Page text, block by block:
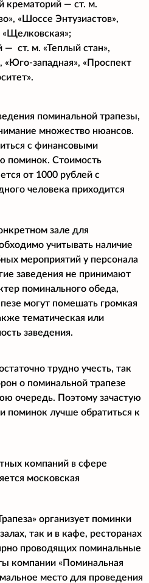
крематорий — ст. м.
«Шоссе Энтузиастов»,
«Щелковская»;
— ст. м. «Теплый стан»,
«Юго-западная», «Проспект
поминальной трапезы,
множество нюансов.
с финансовыми
поминок. Стоимость
от 1000 рублей с
человека приходится
зале для
учитывать наличие
мероприятий у персонала
заведения не принимают
поминального обеда,
могут помешать громкая
тематическая или
заведения.
трудно учесть, так
о поминальной трапезе
очередь. Поэтому зачастую
поминок лучше обратиться к
компаний в сфере
московская
организует поминки
так и в кафе, ресторанах
проводящих поминальные
компании «Поминальная
место для проведения